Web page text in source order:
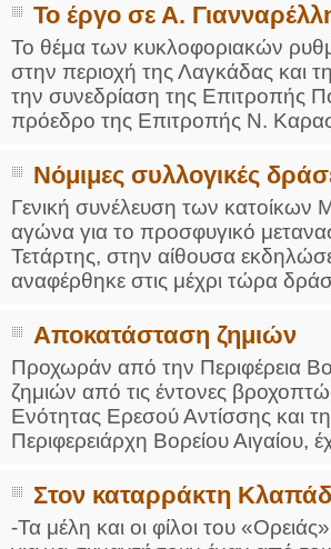
Το έργο σε Α.
Το θέμα των κυκλοφοριακών
στην περιοχή της Λαγκάδας και
την συνεδρίαση της Επιτροπής
πρόεδρο της Επιτροπής Ν.
Νόμιμες συλλογικές
Γενική συνέλευση των
αγώνα για το προσφυγικό
Τετάρτης, στην αίθουσα
αναφέρθηκε στις μέχρι τώρα
Αποκατάσταση ζημιών
Προχωράν από την Περιφέρεια
ζημιών από τις έντονες
Ενότητας Ερεσού Αντίσσης και
Περιφερειάρχη Βορείου Αιγαίου,
Στον καταρράκτη
-Τα μέλη και οι φίλοι του